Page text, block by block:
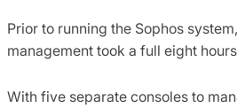
Prior to running the Sophos
management took a full eight
With five separate consoles to